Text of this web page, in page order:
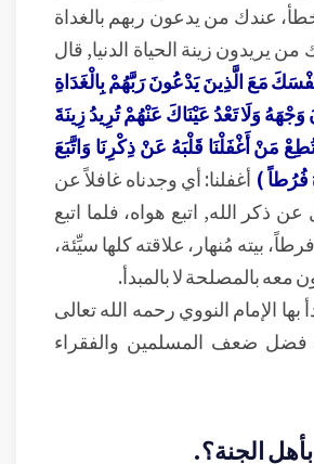
عندك من يدعون ربهم بالغداة
يريدون زينة الحياة الدنيا, قال
مَعَ الَّذِينَ يَدْعُونَ رَبَّهُمْ بِالْغَدَاةِ
وَلَا تَعْدُ عَيْنَاكَ عَنْهُمْ تُرِيدُ زِينَةَ
تُطِعْ مَنْ أَغْفَلْنَا قَلْبَهُ عَنْ ذِكْرِنَا وَاتَّبَعَ
فُرُطاً ) أغفلنا: أي وجدناه غافلاً عن
ذكر الله, اتبع هواه، فلما اتبع
بيته مُنهار، علاقته كلها سيِّئة،
معه بالمصلحة لا بالمبدأ.
بها الإمام النووي رحمه الله تعالى
فضل ضعف المسلمين والفقراء
الجنة؟.